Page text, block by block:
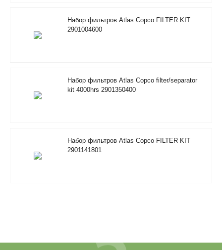
Набор фильтров Atlas Copco FILTER KIT
2901004600
Набор фильтров Atlas Copco filter/separator
kit 4000hrs 2901350400
Набор фильтров Atlas Copco FILTER KIT
2901141801